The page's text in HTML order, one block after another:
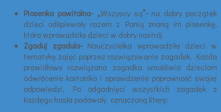
Piosenka powitalna- „Wszyscy są”-na dobry początek
dzieci odśpiewały razem z Panią znaną im piosenkę,
która wprowadziła dzieci w dobry nastrój.
Zgaduj zgadula- Nauczycielka wprowadziła dzieci w
tematykę zajęć poprzez rozwiązywanie zagadek. Każda
prawidłowo rozwiązana zagadka umożliwia dzieciom
odwrócenie kartonika i sprawdzenie poprawność swojej
odpowiedzi. Po odgadnięci wszystkich zagadek z
każdego hasła podawały oznaczoną literę: